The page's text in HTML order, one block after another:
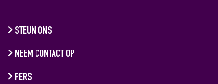
STEUN ONS
NEEM CONTACT OP
PERS